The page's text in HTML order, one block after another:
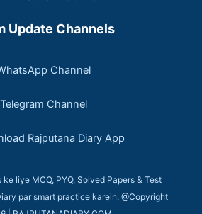
Update Channels
Channel
Telegram Channel
Rajputana Diary App
ke liye MCQ, PYQ, Solved Papers & Test
par smart practice karein. @Copyright